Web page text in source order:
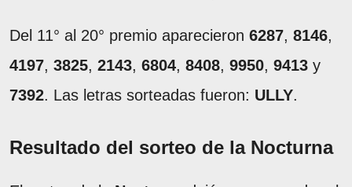
Del 11° al 20° premio aparecieron 6287, 8146,
4197, 3825, 2143, 6804, 8408, 9950, 9413 y
7392. Las letras sorteadas fueron: ULLY.
Resultado del sorteo de la Nocturna